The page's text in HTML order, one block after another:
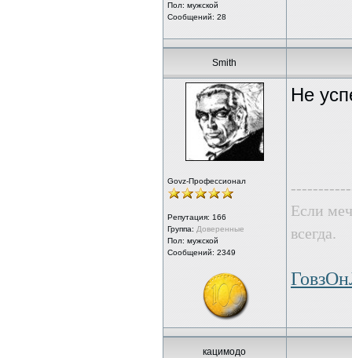
Пол: мужской
Сообщений: 28
Smith
Govz-Профессионал
Репутация: 166
Группа: Доверенные
Пол: мужской
Сообщений: 2349
Не
Если
всегда.
кацимодо